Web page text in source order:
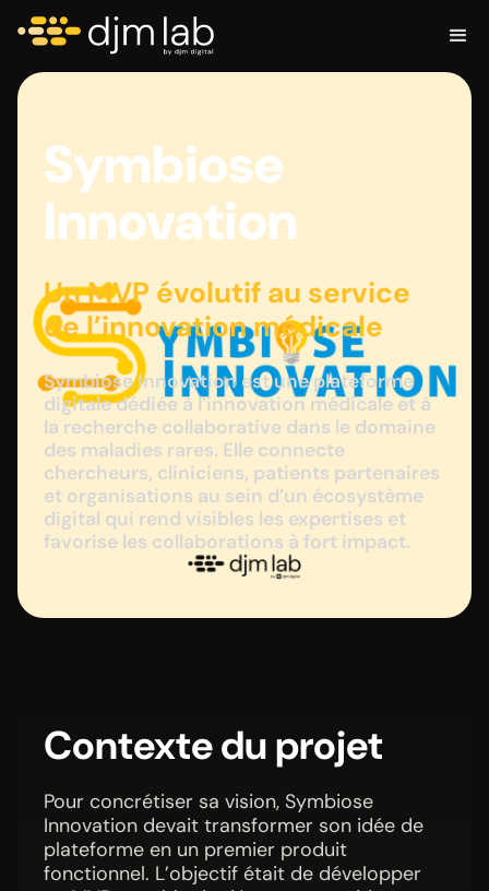
Symbiose
Innovation
Un MVP évolutif au service
de l’innovation médicale
Symbiose Innovation est une plateforme
digitale dédiée à l’innovation médicale et à
la recherche collaborative dans le domaine
des maladies rares. Elle connecte
chercheurs, cliniciens, patients partenaires
et organisations au sein d’un écosystème
digital qui rend visibles les expertises et
favorise les collaborations à fort impact.
Contexte du projet
Pour concrétiser sa vision, Symbiose
Innovation devait transformer son idée de
plateforme en un premier produit
fonctionnel. L’objectif était de développer